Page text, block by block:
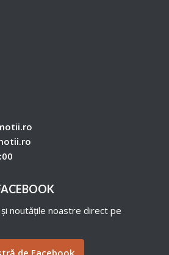
noutățile noastre direct pe